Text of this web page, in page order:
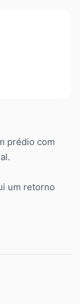
prédio com
um retorno